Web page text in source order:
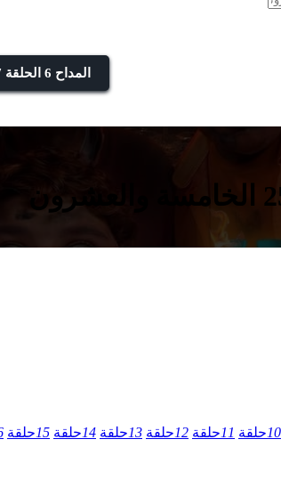
المداح 6 الحلقة 7
10حلقة 11حلقة 12حلقة 13حلقة 14حلقة 15حلقة